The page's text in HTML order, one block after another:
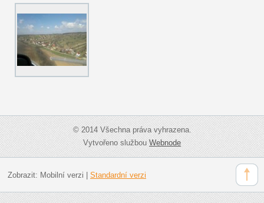
© 2014 Všechna práva vyhrazena.
Vytvořeno službouWebnode
Zobrazit: Mobilní verzi Standardní verzi